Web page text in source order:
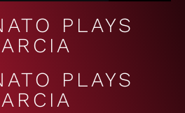
PLAYS
PLAYS